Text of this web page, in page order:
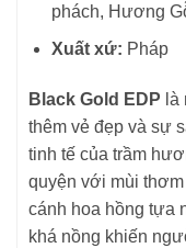
phách, Hương
Xuất xứ: Pháp
Black Gold EDP
thêm vẻ đẹp và sự
tinh tế của trầm
quyện với mùi
cánh hoa hồng tựa
khá nồng khiến